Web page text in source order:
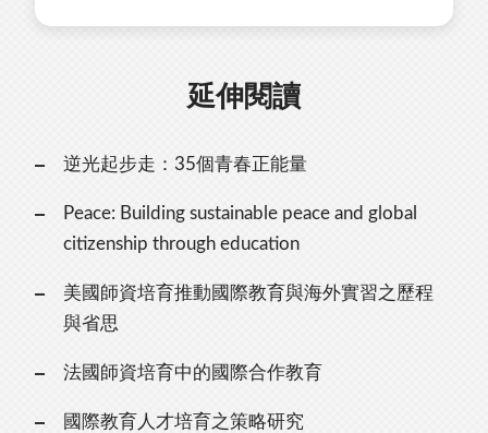
延伸閱讀
逆光起步走：35個青春正能量
Peace: Building sustainable peace and global
citizenship through education
美國師資培育推動國際教育與海外實習之歷程
與省思
法國師資培育中的國際合作教育
國際教育人才培育之策略研究